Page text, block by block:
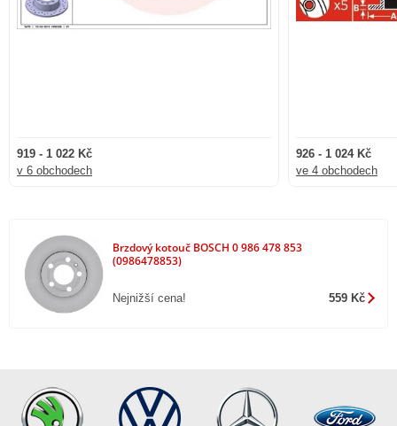
919 - 1 022 Kč
v 6 obchodech
926 - 1 024 Kč
ve 4 obchodech
Brzdový kotouč BOSCH 0 986 478 853
(0986478853)
Nejnižší cena! 559 Kč